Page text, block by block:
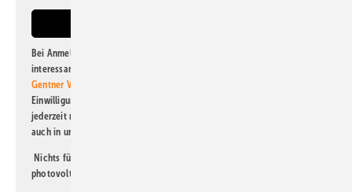
Bei Anmeldung zu diesem Newsletter bin ich damit einverstanden, über
interessante Verlags- und Online-Angebote
Gentner Verlag GmbH & Co. KG
Einwilligung kann ich jederzeit widerrufen und eine Abmeldung ist
jederzeit möglich. Informationen zum Umgang mit Daten finden Sie
auch in unserer
Nichts für Sie dabei? Dann lesen Sie doch einen unserer weiteren
photovoltaik-Newsletter!